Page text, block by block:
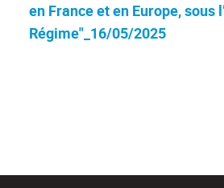
en France et en Europe, sous
Régime"_16/05/2025